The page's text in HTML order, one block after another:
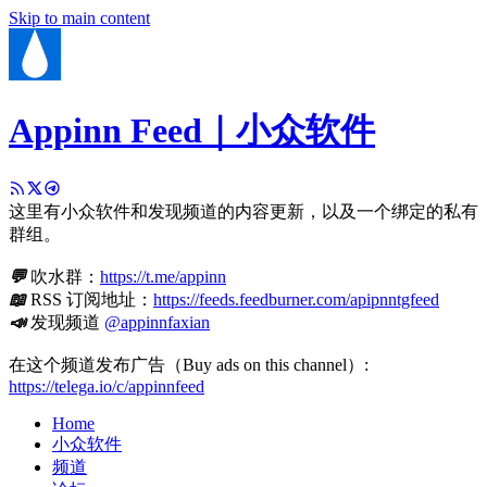
Skip to main content
Appinn Feed｜小众软件
这里有小众软件和发现频道的内容更新，以及一个绑定的私有
群组。
💬吹水群： https://t.me/appinn
📖RSS 订阅地址： https://feeds.feedburner.com/apipnntgfeed
📣发现频道 @appinnfaxian
在这个频道发布广告（Buy ads on this channel）:
https://telega.io/c/appinnfeed
Home
小众软件
频道